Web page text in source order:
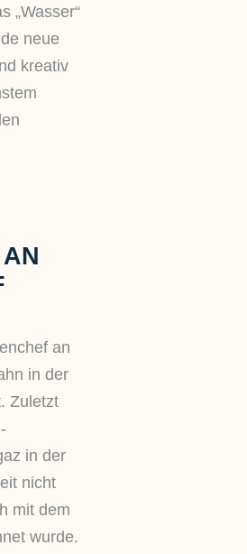
„Wasser“
neue
kreativ
an
in der
Zuletzt
in der
nicht
mit dem
wurde.